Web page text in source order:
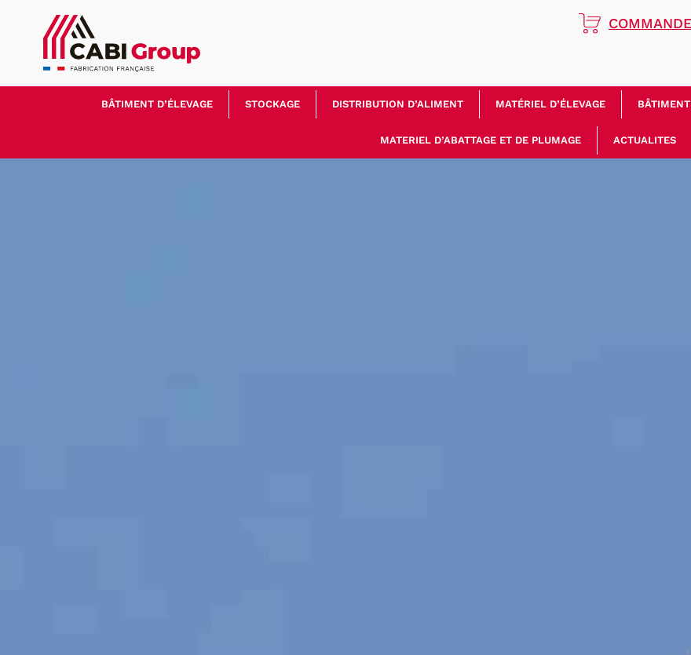
BÂTIMENT D’ÉLEVAGE STOCKAGE DISTRIBUTION D’ALIMENT MATÉRIEL D’ÉLEVAGE
MATERIEL D’ABATTAGE ET DE PLUMAGE ACTUALITES